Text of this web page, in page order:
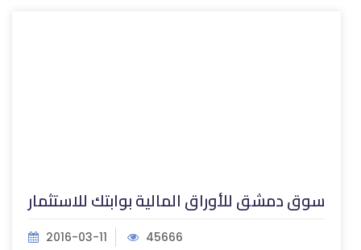
سوق دمشق للأوراق المالية بوابتك للاستثمار
2016-03-11 45666